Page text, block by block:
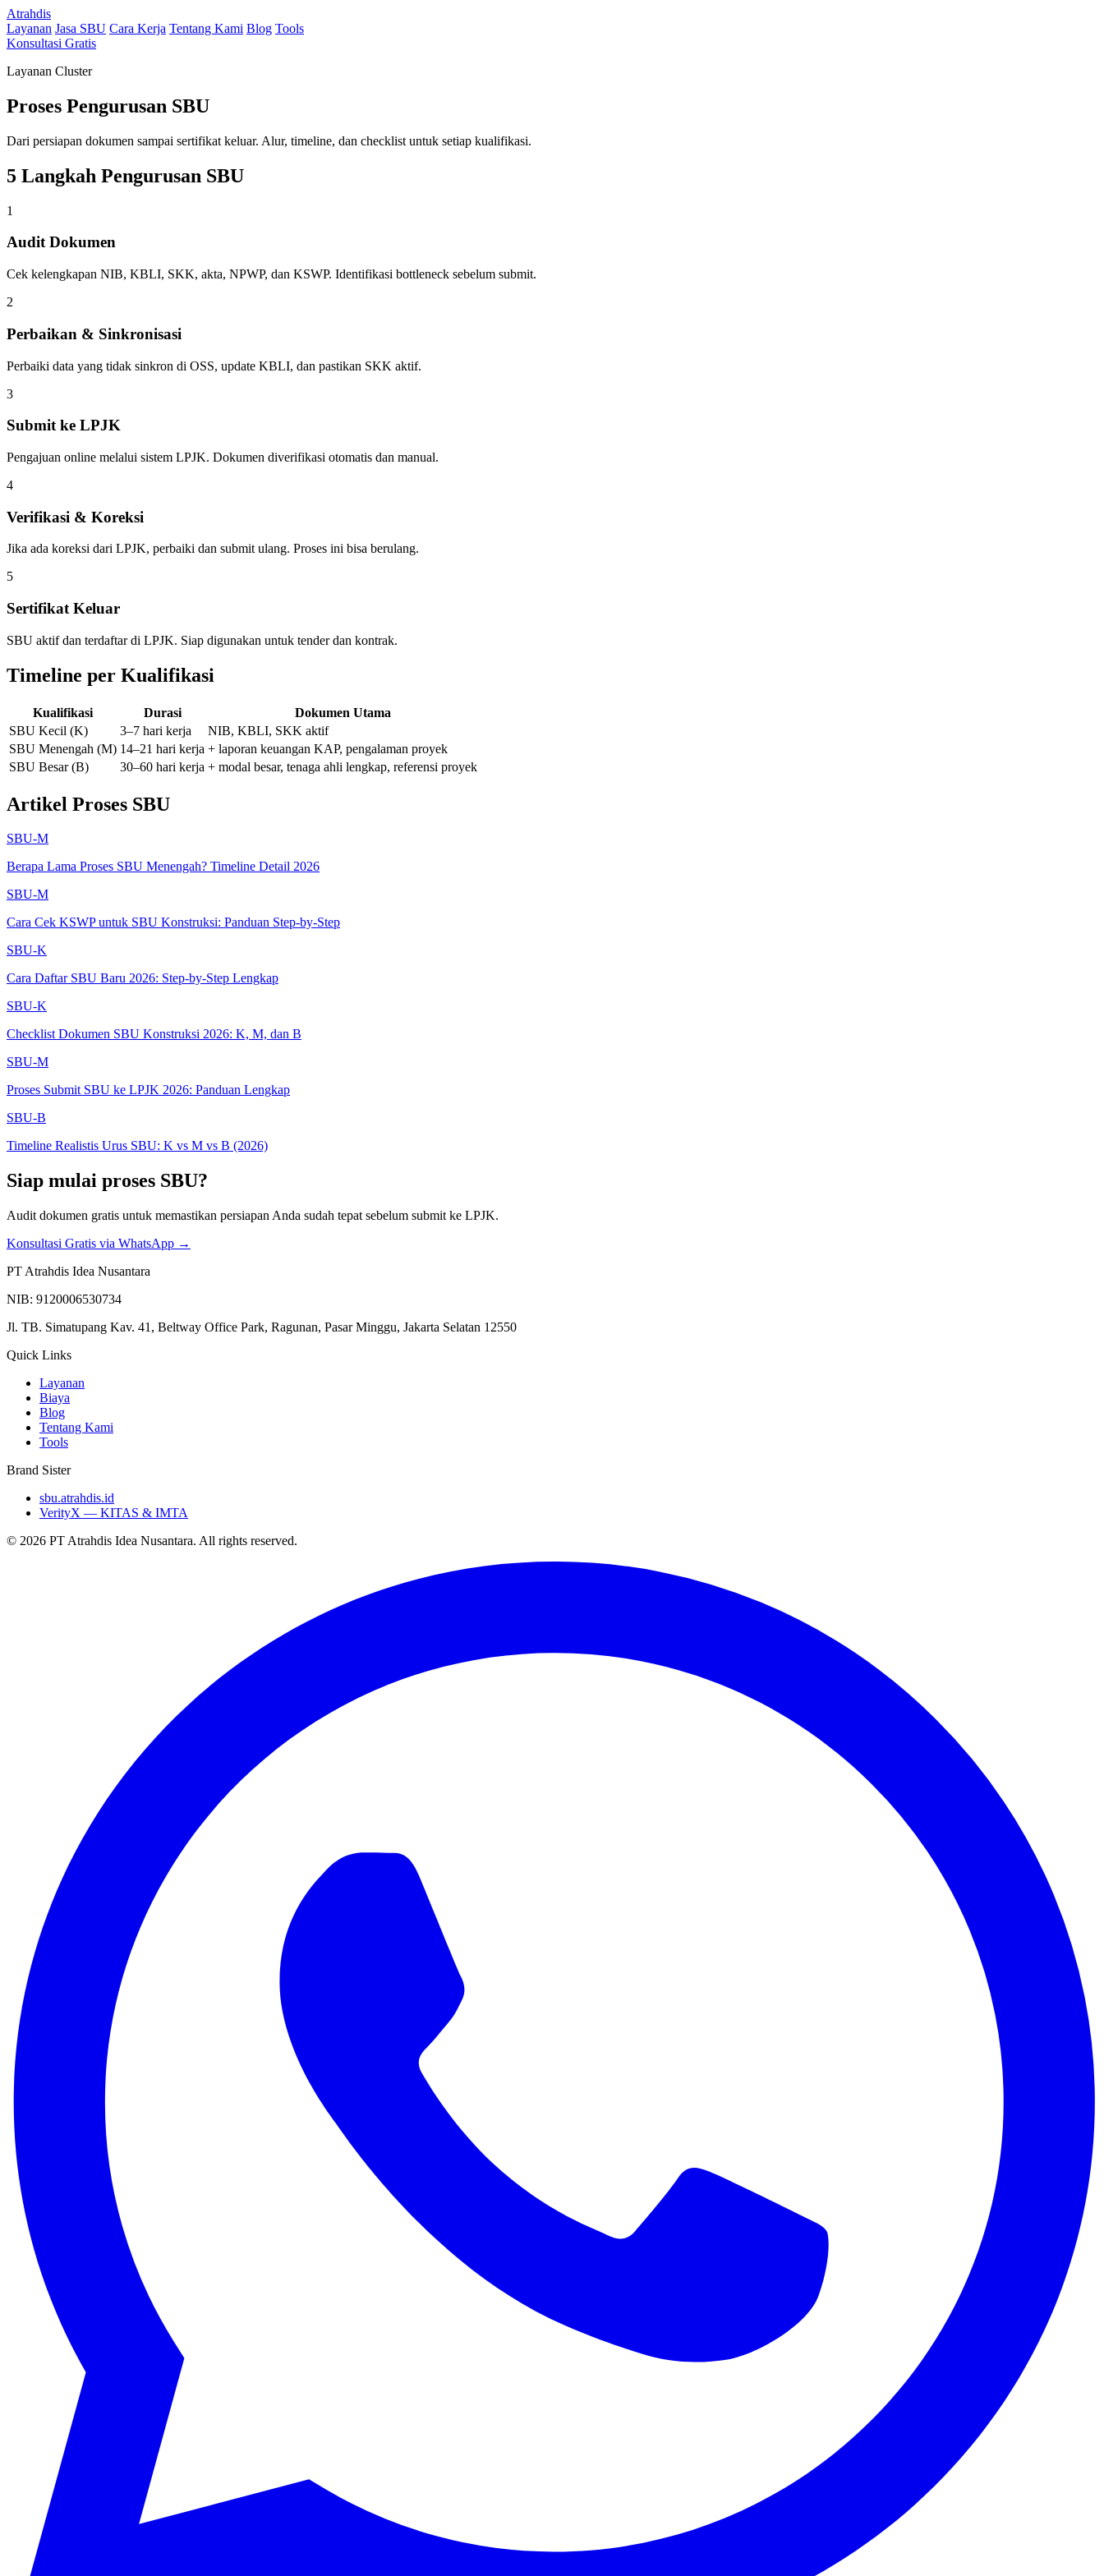
Atrahdis
Layanan Jasa SBU Cara Kerja Tentang Kami Blog Tools
Konsultasi Gratis
Layanan Cluster
Proses Pengurusan SBU
Dari persiapan dokumen sampai sertifikat keluar. Alur, timeline, dan checklist untuk setiap kualifikasi.
5 Langkah Pengurusan SBU
1
Audit Dokumen
Cek kelengkapan NIB, KBLI, SKK, akta, NPWP, dan KSWP. Identifikasi bottleneck sebelum submit.
2
Perbaikan & Sinkronisasi
Perbaiki data yang tidak sinkron di OSS, update KBLI, dan pastikan SKK aktif.
3
Submit ke LPJK
Pengajuan online melalui sistem LPJK. Dokumen diverifikasi otomatis dan manual.
4
Verifikasi & Koreksi
Jika ada koreksi dari LPJK, perbaiki dan submit ulang. Proses ini bisa berulang.
5
Sertifikat Keluar
SBU aktif dan terdaftar di LPJK. Siap digunakan untuk tender dan kontrak.
Timeline per Kualifikasi
Kualifikasi Durasi
Dokumen Utama
SBU Kecil (K)
3–7 hari kerja
NIB, KBLI, SKK aktif
SBU Menengah (M) 14–21 hari kerja + laporan keuangan KAP, pengalaman proyek
SBU Besar (B)
30–60 hari kerja + modal besar, tenaga ahli lengkap, referensi proyek
Artikel Proses SBU
SBU-M
Berapa Lama Proses SBU Menengah? Timeline Detail 2026
SBU-M
Cara Cek KSWP untuk SBU Konstruksi: Panduan Step-by-Step
SBU-K
Cara Daftar SBU Baru 2026: Step-by-Step Lengkap
SBU-K
Checklist Dokumen SBU Konstruksi 2026: K, M, dan B
SBU-M
Proses Submit SBU ke LPJK 2026: Panduan Lengkap
SBU-B
Timeline Realistis Urus SBU: K vs M vs B (2026)
Siap mulai proses SBU?
Audit dokumen gratis untuk memastikan persiapan Anda sudah tepat sebelum submit ke LPJK.
Konsultasi Gratis via WhatsApp →
PT Atrahdis Idea Nusantara
NIB: 9120006530734
Jl. TB. Simatupang Kav. 41, Beltway Office Park, Ragunan, Pasar Minggu, Jakarta Selatan 12550
Quick Links
Layanan
Biaya
Blog
Tentang Kami
Tools
Brand Sister
sbu.atrahdis.id
VerityX — KITAS & IMTA
© 2026 PT Atrahdis Idea Nusantara. All rights reserved.